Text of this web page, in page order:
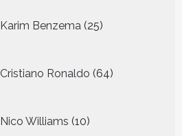
Karim Benzema 25
producten
Cristiano Ronaldo 64
producten
Nico Williams 10
producten